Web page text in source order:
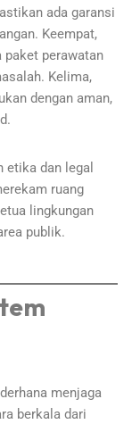
ada garansi
Keempat,
paket perawatan
Kelima,
dengan aman,
etika dan legal
ruang
lingkungan
publik.
menjaga
berkala dari